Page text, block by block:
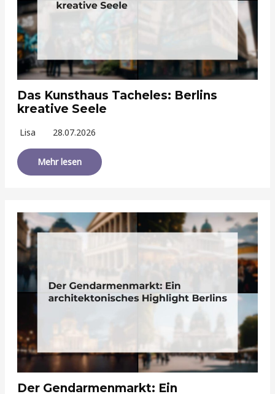
Das Kunsthaus Tacheles: Berlins
kreative Seele
Lisa 28.07.2026
Mehr lesen
Der Gendarmenmarkt: Ein